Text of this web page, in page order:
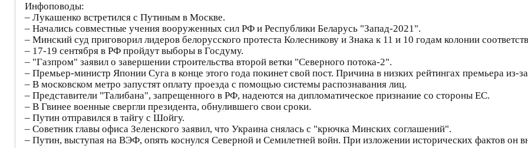
Инфоповоды:
– Лукашенко встретился с Путиным в Москве.
– Начались совместные учения вооруженных сил РФ и Республики Беларусь "Запад-2021".
– Минский суд приговорил лидеров белорусского протеста Колесникову и Знака к 11 и 10 годам колонии
– 17-19 сентября в РФ пройдут выборы в Госдуму.
– "Газпром" заявил о завершении строительства второй ветки "Северного потока-2".
– Премьер-министр Японии Суга в конце этого года покинет свой пост. Причина в низких рейтингах премьера из-
– В московском метро запустят оплату проезда с помощью системы распознавания лиц.
– Представители "Талибана", запрещенного в РФ, надеются на дипломатическое признание со стороны ЕС.
– В Гвинее военные свергли президента, обнулившего свои сроки.
– Путин отправился в тайгу с Шойгу.
– Советник главы офиса Зеленского заявил, что Украина снялась с "крючка Минских соглашений".
– Путин, выступая на ВЭФ, опять коснулся Северной и Семилетней войн. При изложении исторических фактов он